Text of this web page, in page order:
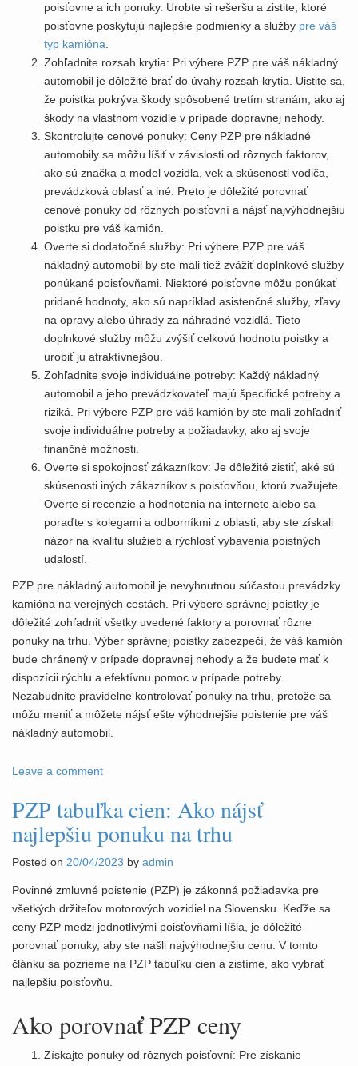
poisťovne a ich ponuky. Urobte si rešeršu a zistite, ktoré
poisťovne poskytujú najlepšie podmienky a služby pre váš
typ kamióna
Zohľadnite rozsah krytia: Pri výbere PZP pre váš nákladný
automobil je dôležité brať do úvahy rozsah krytia. Uistite sa,
že poistka pokrýva škody spôsobené tretím stranám, ako aj
škody na vlastnom vozidle v prípade dopravnej nehody.
Skontrolujte cenové ponuky: Ceny PZP pre nákladné
automobily sa môžu líšiť v závislosti od rôznych faktorov,
ako sú značka a model vozidla, vek a skúsenosti vodiča,
prevádzková oblasť a iné. Preto je dôležité porovnať
cenové ponuky od rôznych poisťovní a nájsť najvýhodnejšiu
poistku pre váš kamión.
Overte si dodatočné služby: Pri výbere PZP pre váš
nákladný automobil by ste mali tiež zvážiť doplnkové služby
ponúkané poisťovňami. Niektoré poisťovne môžu ponúkať
pridané hodnoty, ako sú napríklad asistenčné služby, zľavy
na opravy alebo úhrady za náhradné vozidlá. Tieto
doplnkové služby môžu zvýšiť celkovú hodnotu poistky a
urobiť ju atraktívnejšou.
Zohľadnite svoje individuálne potreby: Každý nákladný
automobil a jeho prevádzkovateľ majú špecifické potreby a
riziká. Pri výbere PZP pre váš kamión by ste mali zohľadniť
svoje individuálne potreby a požiadavky, ako aj svoje
finančné možnosti.
Overte si spokojnosť zákazníkov: Je dôležité zistiť, aké sú
skúsenosti iných zákazníkov s poisťovňou, ktorú zvažujete.
Overte si recenzie a hodnotenia na internete alebo sa
poraďte s kolegami a odborníkmi z oblasti, aby ste získali
názor na kvalitu služieb a rýchlosť vybavenia poistných
udalostí.
PZP pre nákladný automobil je nevyhnutnou súčasťou prevádzky
kamióna na verejných cestách. Pri výbere správnej poistky je
dôležité zohľadniť všetky uvedené faktory a porovnať rôzne
ponuky na trhu. Výber správnej poistky zabezpečí, že váš kamión
bude chránený v prípade dopravnej nehody a že budete mať k
dispozícii rýchlu a efektívnu pomoc v prípade potreby.
Nezabudnite pravidelne kontrolovať ponuky na trhu, pretože sa
môžu meniť a môžete nájsť ešte výhodnejšie poistenie pre váš
nákladný automobil.
Leave a comment
PZP tabuľka cien: Ako nájsť
najlepšiu ponuku na trhu
Posted on 20/04/2023 by admin
Povinné zmluvné poistenie (PZP) je zákonná požiadavka pre
všetkých držiteľov motorových vozidiel na Slovensku. Keďže sa
ceny PZP medzi jednotlivými poisťovňami líšia, je dôležité
porovnať ponuky, aby ste našli najvýhodnejšiu cenu. V tomto
článku sa pozrieme na PZP tabuľku cien a zistíme, ako vybrať
najlepšiu poisťovňu.
Ako porovnať PZP ceny
Získajte ponuky od rôznych poisťovní: Pre získanie